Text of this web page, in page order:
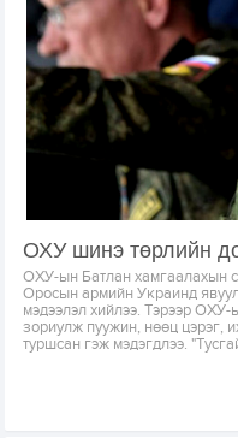
ОХУ шинэ төрлийн
ОХУ-ын Батлан хамгаалахын
Оросын армийн Украинд
мэдээлэл хийлээ. Тэрээр
зориулж пуужин, нөөц цэрэг,
туршсан гэж мэдэгдлээ.